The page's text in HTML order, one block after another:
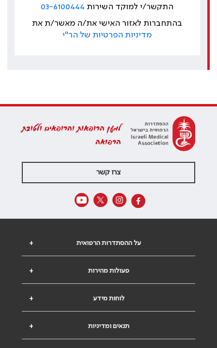
התקשר/י למוקד השירות 03-6100444
בהתחברות לאזור האישי את/ה מאשר/ת את
מדיניות הפרטיות של הר"י
למען הרופאות והרופאים ולטובת
הרפואה
צרו קשר
+ על ההסתדרות הרפואית
+ פעולות מהירות
+ לוחות מידע
+ תנאים ומדיניות